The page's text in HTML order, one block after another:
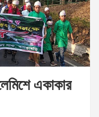
একাকার